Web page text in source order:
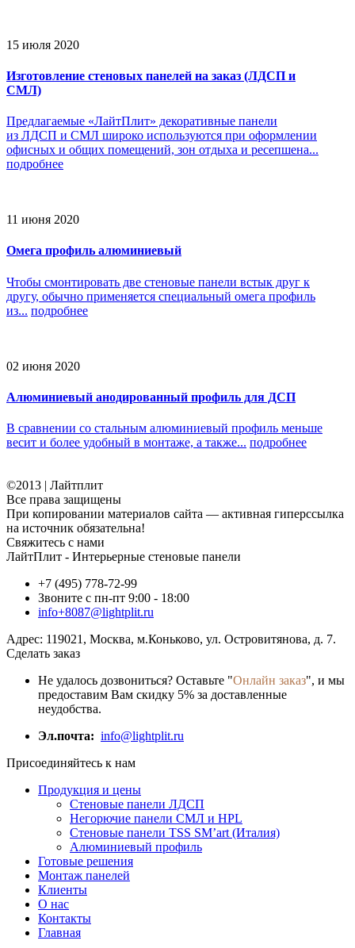
15 июля 2020
Изготовление стеновых панелей на заказ (ЛДСП и
СМЛ)
Предлагаемые «ЛайтПлит» декоративные панели
из ЛДСП и СМЛ широко используются при оформлении
офисных и общих помещений, зон отдыха и ресепшена...
подробнее
11 июня 2020
Омега профиль алюминиевый
Чтобы смонтировать две стеновые панели встык друг к
другу, обычно применяется специальный омега профиль
из... подробнее
02 июня 2020
Алюминиевый анодированный профиль для ДСП
В сравнении со стальным алюминиевый профиль меньше
весит и более удобный в монтаже, а также... подробнее
©2013 | Лайтплит
Все права защищены
При копировании материалов сайта — активная гиперссылка
на источник обязательна!
Свяжитесь с нами
ЛайтПлит - Интерьерные стеновые панели
+7 (495) 778-72-99
Звоните с пн-пт 9:00 - 18:00
info+8087@lightplit.ru
Адрес: 119021 , Москва, м.Коньково, ул. Островитянова, д. 7.
Сделать заказ
Не удалось дозвониться? Оставьте "Онлайн заказ", и мы
предоставим Вам скидку 5% за доставленные
неудобства.
Эл.почта: info@lightplit.ru
Присоединяйтесь к нам
Продукция и цены
Стеновые панели ЛДСП
Негорючие панели СМЛ и HPL
Стеновые панели TSS SM’art (Италия)
Алюминиевый профиль
Готовые решения
Монтаж панелей
Клиенты
О нас
Контакты
Главная